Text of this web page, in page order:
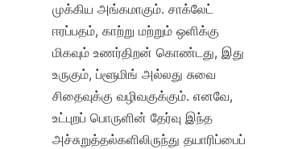
முக்கிய அங்கமாகும். சாக்லேட்
ஈரப்பதம், காற்று மற்றும் ஒளிக்கு
மிகவும் உணர்திறன் கொண்டது, இது
உருகும், ப்ளூமிங் அல்லது சுவை
சிதைவுக்கு வழிவகுக்கும். எனவே,
உட்புறப் பொருளின் தேர்வு இந்த
அச்சுறுத்தல்களிலிருந்து தயாரிப்பைப்